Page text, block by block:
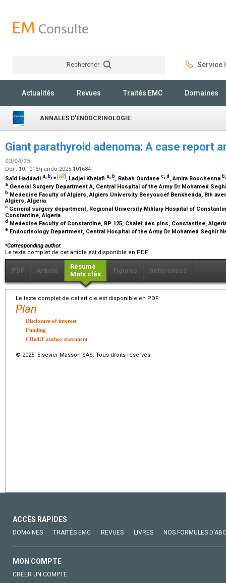
Rechercher Service
Actualités Revues Traités EMC Domaines
ANNALES D'ENDOCRINOLOGIE
Giant parathyroid adenoma: A case report
03/04/25
Doi : 10.1016/j.ando.2025.101684
Saïd Haddadi a, b,⁎ , Ladjel Khelafi a, b, Rabah Ourdane c,d , Amira Bouchenna b
a General Surgery Department A, Central Hospital of the Army Dr Mohamed
b Medecine Faculty of Algiers, Algiers University Benyoucef Benkhedda, 8th
Algiers, Algeria
c General surgery department, Regional University Military Hospital of
Constantine, Algeria
d Medecine Faculty of Constantine, BP 125, Chalet des pins, Constantine,
e Endocrinology Department, Central Hospital of the Army Dr Mohamed Seghir
⁎Corresponding author.
Le texte complet de cet article est disponible en PDF.
PDF Article
Résumé
Mots clés
Figures Références
Le texte complet de cet article est disponible en PDF.
Plan
Disclosure of interest
Funding
CRediT author statement
© 2025 Elsevier Masson SAS. Tous droits réservés.
ACCÈS RAPIDES
DOMAINES TRAITÉS EMC REVUES LIVRES NOS FORMULES
MON COMPTE
CRÉER UN COMPTE